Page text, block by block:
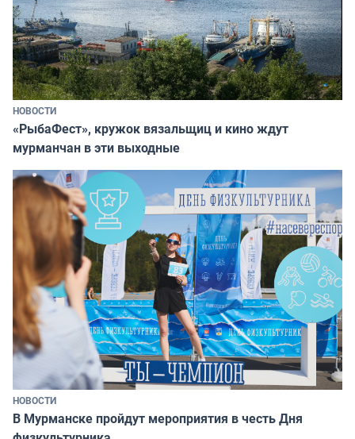
НОВОСТИ
«РыбаФест», кружок вязальщиц и кино ждут
мурманчан в эти выходные
НОВОСТИ
В Мурманске пройдут мероприятия в честь Дня